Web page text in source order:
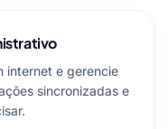
internet e gerencie
sincronizadas e